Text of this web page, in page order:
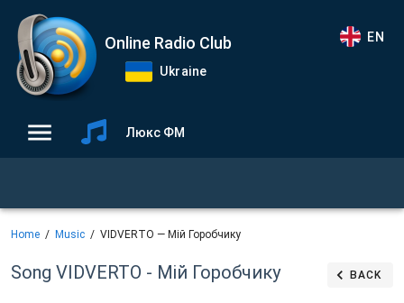
Online Radio Club
Ukraine
EN
Люкс ФМ
Home Music VIDVERTO — Мій Горобчику
Song VIDVERTO - Мій Горобчику BACK